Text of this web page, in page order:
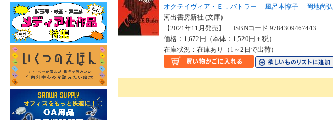
オクテイヴィア・Ｅ．バトラー
風呂本惇子
岡地尚弘
河出書房新社 (文庫)
【2021年11月発売】 ISBNコード 9784309467443
価格：1,672円（本体：1,520円＋税）
在庫状況：在庫あり（1～2日で出荷）